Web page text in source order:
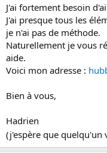
i
s
c
u
s
s
i
n
J'ai fortement besoin
J'ai presque tous les
je n'ai pas de méthode.
Naturellement je vous
aide.
Voici mon adresse :
Bien à vous,
Hadrien
(j'espère que quelqu'un